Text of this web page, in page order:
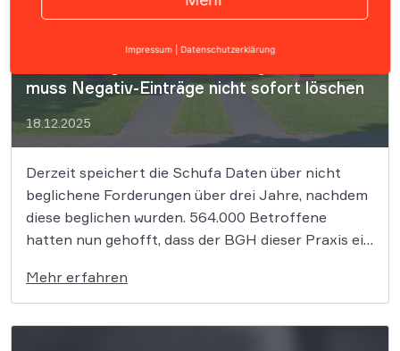
muss Negativ-Einträge nicht sofort löschen
18.12.2025
Derzeit speichert die Schufa Daten über nicht
beglichene Forderungen über drei Jahre, nachdem
diese beglichen wurden. 564.000 Betroffene
hatten nun gehofft, dass der BGH dieser Praxis ein
früher gelöscht werden könnten. Der BGH
relativiert: Eine Speicherung von Negativ-
Einträgen bis zu 3 Jahren kann zulässig […]
Mehr erfahren
Impressum Datenschutzerklärung